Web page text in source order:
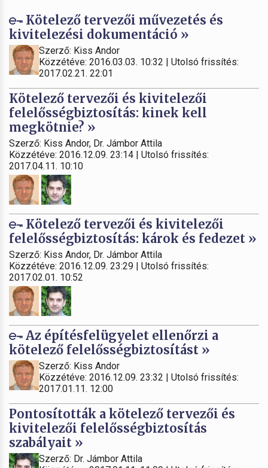
Kötelező tervezői művezetés és
kivitelezési dokumentáció »
Szerző: Kiss Andor
Közzétéve: 2016.03.03. 10:32 | Utolsó frissítés:
2017.02.21. 22:01
Kötelező tervezői és kivitelezői
felelősségbiztosítás: kinek kell
megkötnie? »
Szerző: Kiss Andor, Dr. Jámbor Attila
Közzétéve: 2016.12.09. 23:14 | Utolsó frissítés:
2017.04.11. 10:10
Kötelező tervezői és kivitelezői
felelősségbiztosítás: károk és fedezet »
Szerző: Kiss Andor, Dr. Jámbor Attila
Közzétéve: 2016.12.09. 23:29 | Utolsó frissítés:
2017.02.01. 10:52
Az építésfelügyelet ellenőrzi a
kötelező felelősségbiztosítást »
Szerző: Kiss Andor
Közzétéve: 2016.12.09. 23:32 | Utolsó frissítés:
2017.01.11. 12:00
Pontosították a kötelező tervezői és
kivitelezői felelősségbiztosítás
szabályait »
Szerző: Dr. Jámbor Attila